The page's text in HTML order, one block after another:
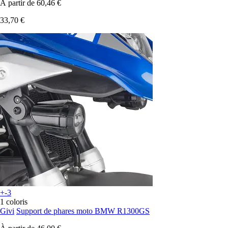
À partir de 60,46 €
33,70 €
+-3
1 coloris
Givi Support de phares moto BMW R1300GS